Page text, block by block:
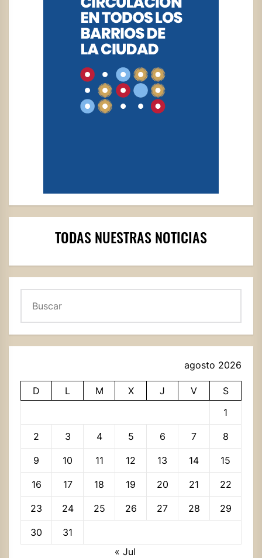
TODAS NUESTRAS NOTICIAS
agosto 2026
D L M X J V
S
1
2 3 4 5 6 7 8
9 10 11 12 13 14 15
16 17 18 19 20 21 22
23 24 25 26 27 28 29
30
31
« Jul